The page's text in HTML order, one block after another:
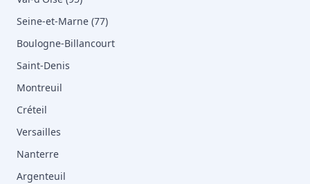
Seine-et-Marne (77)
Boulogne-Billancourt
Saint-Denis
Montreuil
Créteil
Versailles
Nanterre
Argenteuil